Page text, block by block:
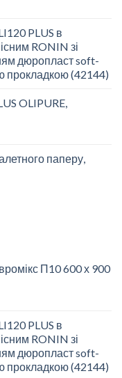
PLUS в
RONIN зі
дюропласт soft-
прокладкою (42144)
OLIPURE,
паперу,
П10 600 х 900
PLUS в
RONIN зі
дюропласт soft-
прокладкою (42144)